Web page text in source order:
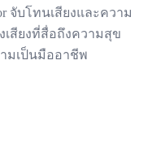
จับโทนเสียงและความ
สียงที่สื่อถึงความสุข
มเป็นมืออาชีพ